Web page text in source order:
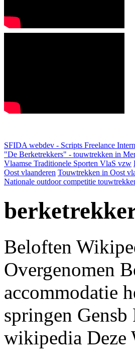
SFIDA webdev - Scripts Freelance
"De Berketrekkers" - touwtrekken in
Vlaamse Traditionele Sporten VlaS vzw
Oost vlaanderen Touwtrekken in Oost
Nationale outdoor competitie
Beloften
Overgenomen
accommodatie
springen
wikipedia